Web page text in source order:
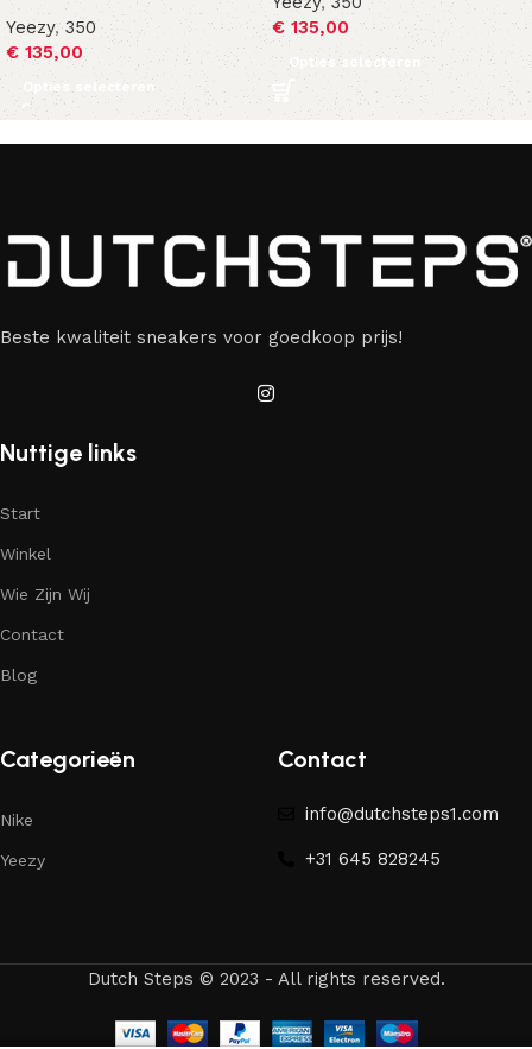
Yeezy,350
€ 135,00
Opties selecteren
€135,00
Opties selecteren
Beste kwaliteit sneakers voor goedkoop prijs!
Nuttige links
Start
Winkel
Wie Zijn Wij
Contact
Blog
Categorieën
Nike
Yeezy
Contact
info@dutchsteps1.com
+31 645 828245
Dutch Steps © 2023 - All rights reserved.